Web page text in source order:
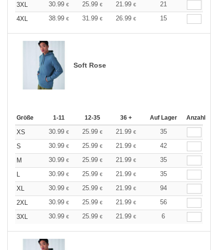
3XL
30.99 € 25.99 € 21.99 €
21
4XL
38.99 € 31.99 € 26.99 € 15
Soft Rose
Größe 1-11 12-35 36 + Auf Lager Anzahl
XS 30.99 € 25.99 € 21.99 €
35
S
30.99 € 25.99 € 21.99 €
42
M
30.99 € 25.99 € 21.99 €
35
L
30.99 € 25.99 € 21.99 €
35
XL
30.99 € 25.99 € 21.99 €
94
2XL
30.99 € 25.99 € 21.99 €
56
3XL
30.99 € 25.99 € 21.99 € 6